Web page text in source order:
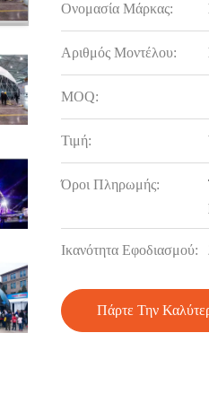
Ονομασία Μάρκας:
Αριθμός Μοντέλου:
MOQ:
Τιμή:
Όροι Πληρωμής:
Ικανότητα Εφοδιασμού:
Πάρτε Την